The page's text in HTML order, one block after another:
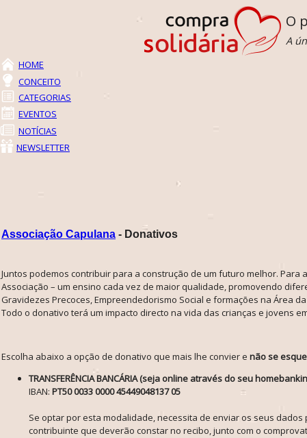
O
A
HOME
CONCEITO
CATEGORIAS
EVENTOS
NOTÍCIAS
NEWSLETTER
Associação Capulana - Donativos
Juntos podemos contribuir para a construção de um futuro melhor.
Associação – um ensino cada vez de maior qualidade, promovendo
Gravidezes Precoces, Empreendedorismo Social e formações na Área
Todo o donativo terá um impacto directo na vida das crianças e jovens
Escolha abaixo a opção de donativo que mais lhe convier e não se
TRANSFERÊNCIA BANCÁRIA (seja online através do seu
IBAN: PT50 0033 0000 45449048137 05
Se optar por esta modalidade, necessita de enviar os seus
contribuinte que deverão constar no recibo, junto com o